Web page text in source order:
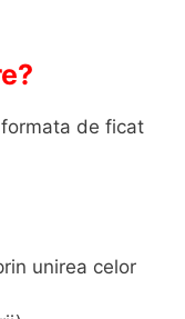
de ficat
unirea celor